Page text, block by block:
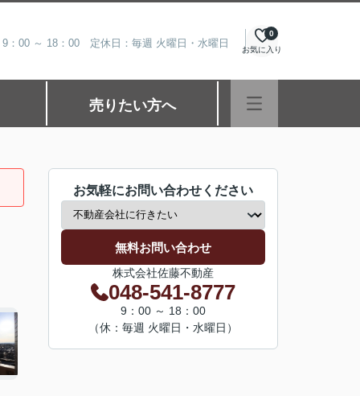
9：00 ～ 18：00 定休日：毎週 火曜日・水曜日 お気に入り
0
売りたい方へ
お気軽にお問い合わせください
無料お問い合わせ
株式会社佐藤不動産
048-541-8777
9：00 ～ 18：00
（休：毎週 火曜日・水曜日）